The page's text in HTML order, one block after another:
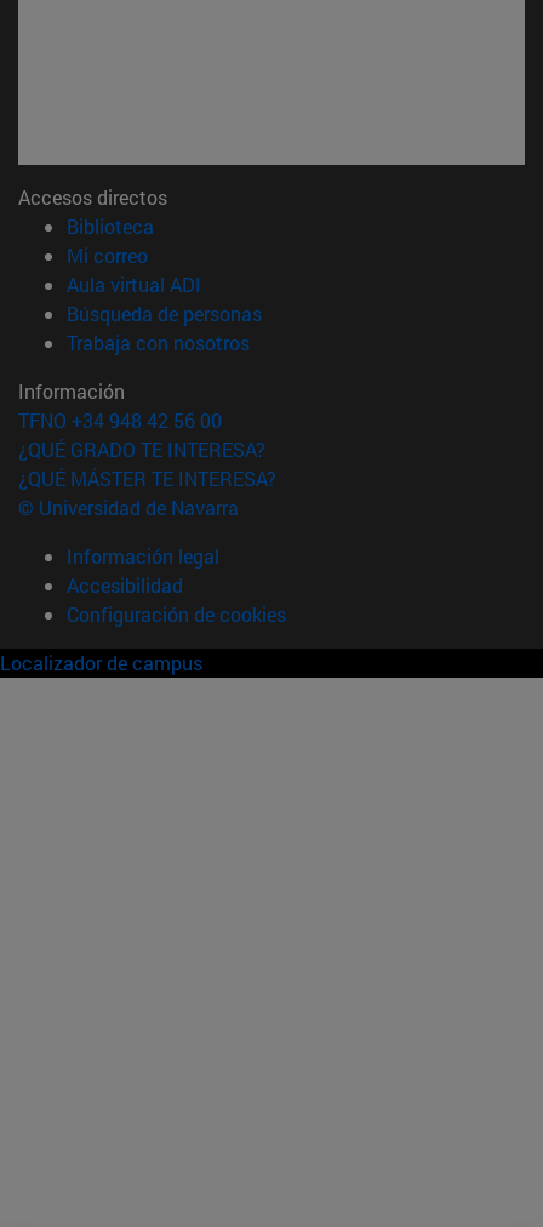
Accesos directos
Biblioteca
Mi correo(abre en nueva ventana)
Aula virtual ADI
Búsqueda de personas(abre en nueva ventana)
Trabaja con nosotros(abre en nueva ventana)
Información
TFNO +34 948 42 56 00
¿QUÉ GRADO TE INTERESA?
¿QUÉ MÁSTER TE INTERESA?
© Universidad de Navarra
Información legal
Accesibilidad
Configuración de cookies
Localizador de campus